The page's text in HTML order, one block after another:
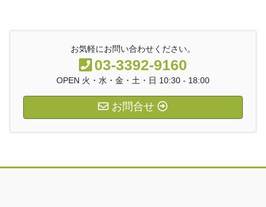
お気軽にお問い合わせください。
03-3392-9160
OPEN 火・水・金・土・日 10:30 - 18:00
お問合せ